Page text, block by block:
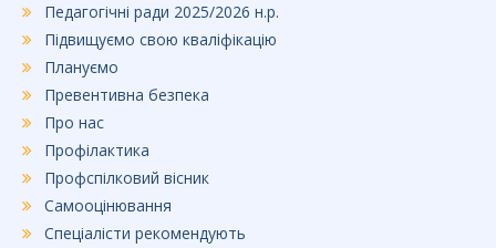
Педагогічні ради 2025/2026 н.р.
Підвищуємо свою кваліфікацію
Плануємо
Превентивна безпека
Про нас
Профілактика
Профспілковий вісник
Самооцінювання
Спеціалісти рекомендують